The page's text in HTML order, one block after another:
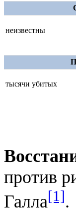
неизвестны
тысячи убитых
против
Галла[1].